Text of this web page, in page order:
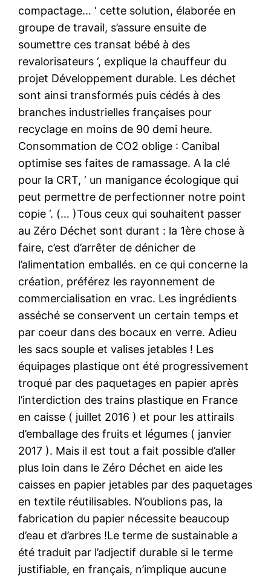
compactage… ‘ cette solution, élaborée en
groupe de travail, s’assure ensuite de
soumettre ces transat bébé à des
revalorisateurs ‘, explique la chauffeur du
projet Développement durable. Les déchet
sont ainsi transformés puis cédés à des
branches industrielles françaises pour
recyclage en moins de 90 demi heure.
Consommation de CO2 oblige : Canibal
optimise ses faites de ramassage. A la clé
pour la CRT, ‘ un manigance écologique qui
peut permettre de perfectionner notre point
copie ‘. (… )Tous ceux qui souhaitent passer
au Zéro Déchet sont durant : la 1ère chose à
faire, c’est d’arrêter de dénicher de
l’alimentation emballés. en ce qui concerne la
création, préférez les rayonnement de
commercialisation en vrac. Les ingrédients
asséché se conservent un certain temps et
par coeur dans des bocaux en verre. Adieu
les sacs souple et valises jetables ! Les
équipages plastique ont été progressivement
troqué par des paquetages en papier après
l’interdiction des trains plastique en France
en caisse ( juillet 2016 ) et pour les attirails
d’emballage des fruits et légumes ( janvier
2017 ). Mais il est tout a fait possible d’aller
plus loin dans le Zéro Déchet en aide les
caisses en papier jetables par des paquetages
en textile réutilisables. N’oublions pas, la
fabrication du papier nécessite beaucoup
d’eau et d’arbres !Le terme de sustainable a
été traduit par l’adjectif durable si le terme
justifiable, en français, n’implique aucune